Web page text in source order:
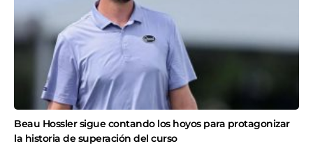
Beau Hossler sigue contando los hoyos para protagonizar
la historia de superación del curso